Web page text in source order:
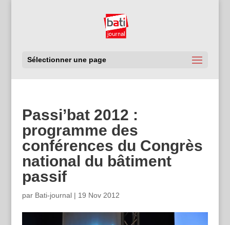
Sélectionner une page
Passi’bat 2012 :
programme des
conférences du Congrès
national du bâtiment
passif
par Bati-journal| 19 Nov 2012